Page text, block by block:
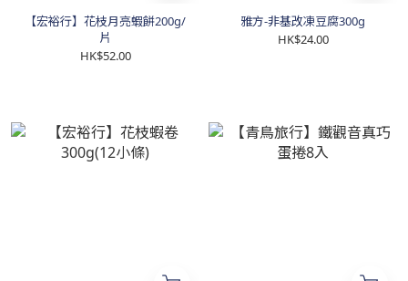
【宏裕行】花枝月亮蝦餅200g/
片
HK$52.00
雅方-非基改凍豆腐300g
HK$24.00